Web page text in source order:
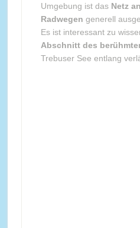
Umgebung ist das Netz
Radwegen generell
Es ist interessant zu
Abschnitt des
Trebuser See entlang